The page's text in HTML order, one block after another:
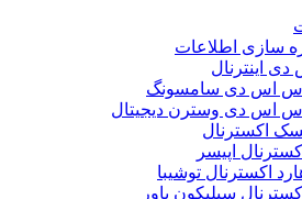
سازی اطلاعات
اینترنال
اس اس دی سامسونگ
اس اس دی وسترن دیجیتال
اکسترنال
اکسترنال اپیسر
اکسترنال توشیبا
اکسترنال سیلیکون پاور